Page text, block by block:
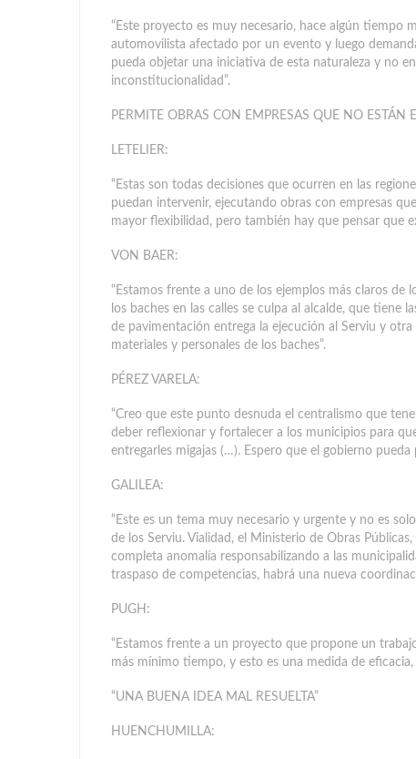
“Este proyecto es muy necesario, hace algún tiempo
automovilista afectado por un evento y luego
pueda objetar una iniciativa de esta naturaleza y no
inconstitucionalidad”.
PERMITE OBRAS CON EMPRESAS QUE NO ESTÁN
LETELIER:
“Estas son todas decisiones que ocurren en las
puedan intervenir, ejecutando obras con empresas
mayor flexibilidad, pero también hay que pensar que
VON BAER:
“Estamos frente a uno de los ejemplos más claros
los baches en las calles se culpa al alcalde, que tiene
de pavimentación entrega la ejecución al Serviu y
materiales y personales de los baches”.
PÉREZ VARELA:
“Creo que este punto desnuda el centralismo que
deber reflexionar y fortalecer a los municipios para
entregarles migajas (…). Espero que el gobierno
GALILEA:
“Este es un tema muy necesario y urgente y no es
de los Serviu. Vialidad, el Ministerio de Obras
completa anomalía responsabilizando a las
traspaso de competencias, habrá una nueva
PUGH:
“Estamos frente a un proyecto que propone un
más mínimo tiempo, y esto es una medida de
“UNA BUENA IDEA MAL RESUELTA”
HUENCHUMILLA: